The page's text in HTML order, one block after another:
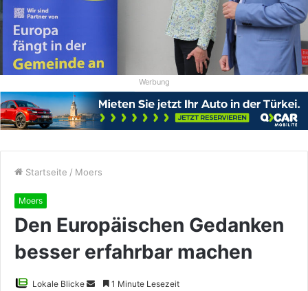
Werbung
Startseite / Moers
Moers
Den Europäischen Gedanken
besser erfahrbar machen
Lokale Blicke
Sende1 Minute Lesezeit